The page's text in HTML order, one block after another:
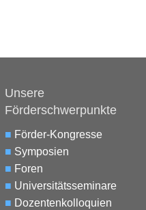
Unsere
Förderschwerpunkte
■ Förder-Kongresse
■ Symposien
■ Foren
■ Universitätsseminare
■ Dozentenkolloquien